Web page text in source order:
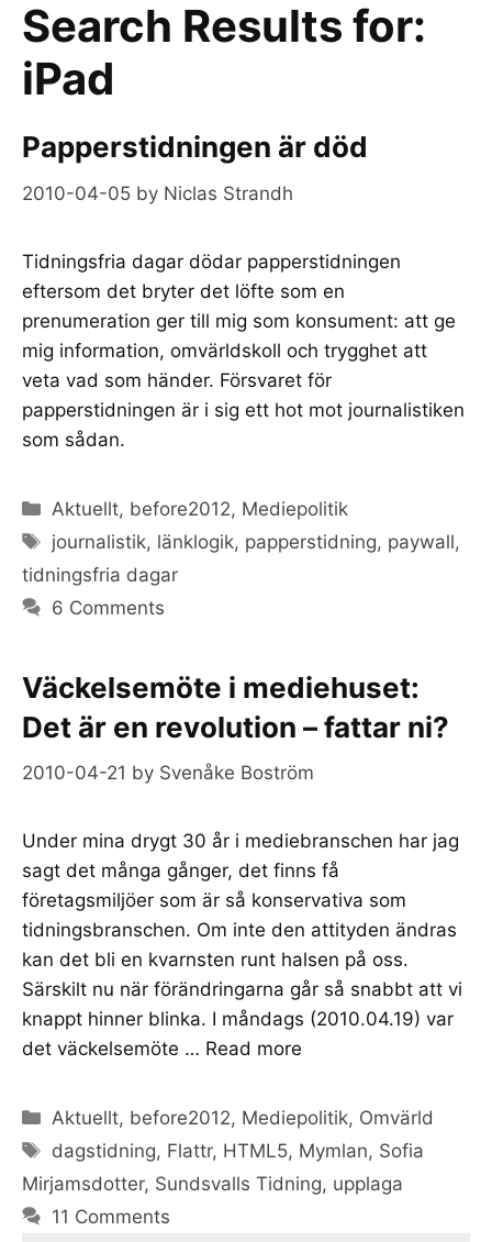
Search Results for:
iPad
Papperstidningen är död
2010-04-05 by Niclas Strandh
Tidningsfria dagar dödar papperstidningen
eftersom det bryter det löfte som en
prenumeration ger till mig som konsument: att ge
mig information, omvärldskoll och trygghet att
veta vad som händer. Försvaret för
papperstidningen är i sig ett hot mot journalistiken
som sådan.
Categories
Aktuellt, before2012, Mediepolitik
Tags
journalistik, länklogik, papperstidning, paywall,
tidningsfria dagar
6 Comments
Väckelsemöte i mediehuset:
Det är en revolution – fattar ni?
2010-04-21 by Svenåke Boström
Under mina drygt 30 år i mediebranschen har jag
sagt det många gånger, det finns få
företagsmiljöer som är så konservativa som
tidningsbranschen. Om inte den attityden ändras
kan det bli en kvarnsten runt halsen på oss.
Särskilt nu när förändringarna går så snabbt att vi
knappt hinner blinka. I måndags (2010.04.19) var
det väckelsemöte … Read more
Categories
Aktuellt, before2012, Mediepolitik, Omvärld
Tags
dagstidning, Flattr, HTML5, Mymlan, Sofia
Mirjamsdotter, Sundsvalls Tidning, upplaga
11 Comments